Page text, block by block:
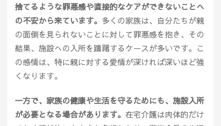
捨てるような罪悪感や直接的なケアができないことへ
の不安から来ています。 多くの家族は、自分たちが親
の面倒を見られないことに対して罪悪感を抱き、その
結果、施設への入所を躊躇するケースが多いです。こ
の感情は、特に親に対する愛情が深ければ深いほど強
くなります。
一方で、家族の健康や生活を守るためにも、施設入所
が必要となる場合があります。 在宅介護は肉体的だけ